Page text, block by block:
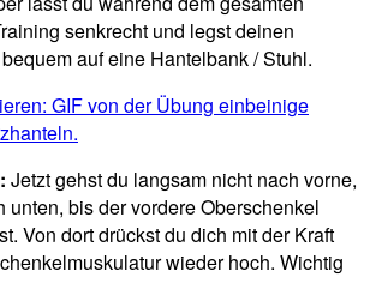
senkrecht und legst deinen
auf eine Hantelbank / Stuhl.
Jetzt gehst du langsam nicht nach vorne,
unten, bis der vordere Oberschenkel
Von dort drückst du dich mit der Kraft
wieder hoch. Wichtig